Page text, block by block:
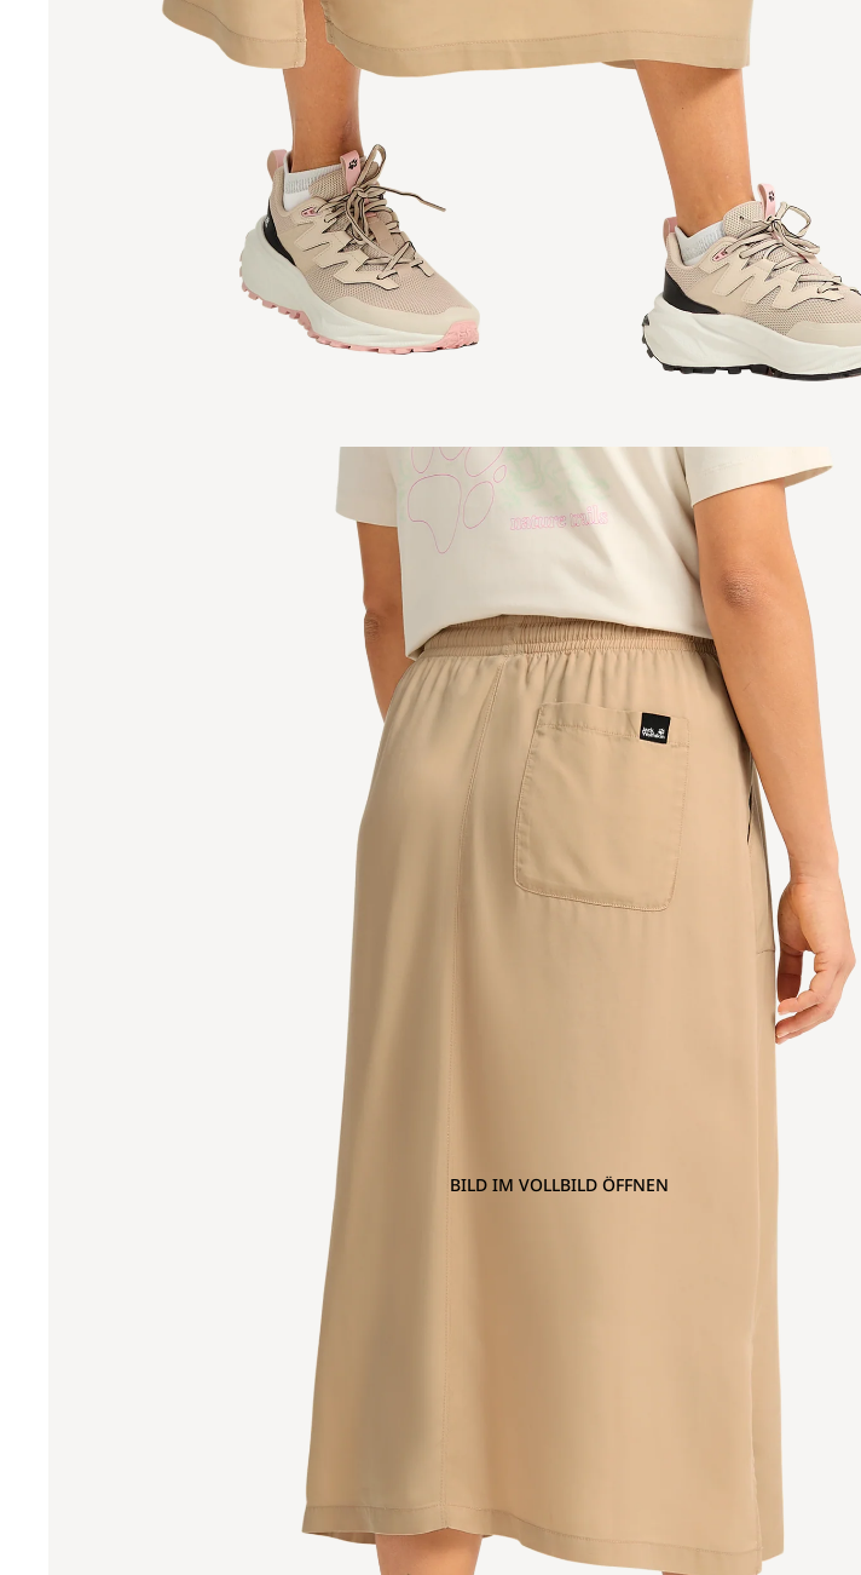
BILD IM VOLLBILD ÖFFNEN